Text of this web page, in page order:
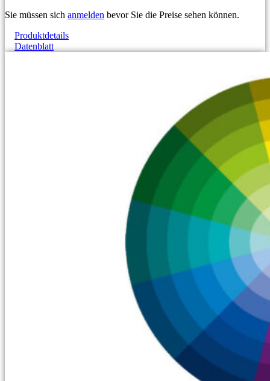
Sie müssen sich anmelden bevor Sie die Preise sehen können.
Produktdetails
Datenblatt